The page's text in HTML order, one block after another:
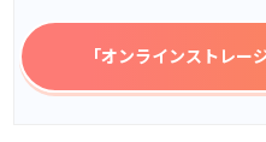
「オンラインストレージ